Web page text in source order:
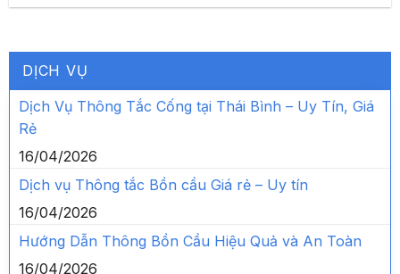
DỊCH VỤ
Dịch Vụ Thông Tắc Cống tại Thái Bình – Uy Tín, Giá
Rẻ
16/04/2026
Dịch vụ Thông tắc Bồn cầu Giá rẻ – Uy tín
16/04/2026
Hướng Dẫn Thông Bồn Cầu Hiệu Quả và An Toàn
16/04/2026